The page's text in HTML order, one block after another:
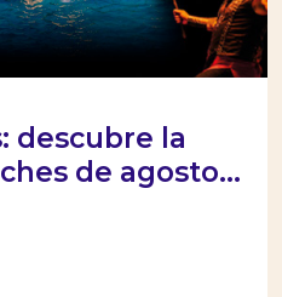
descubre la
de agosto...